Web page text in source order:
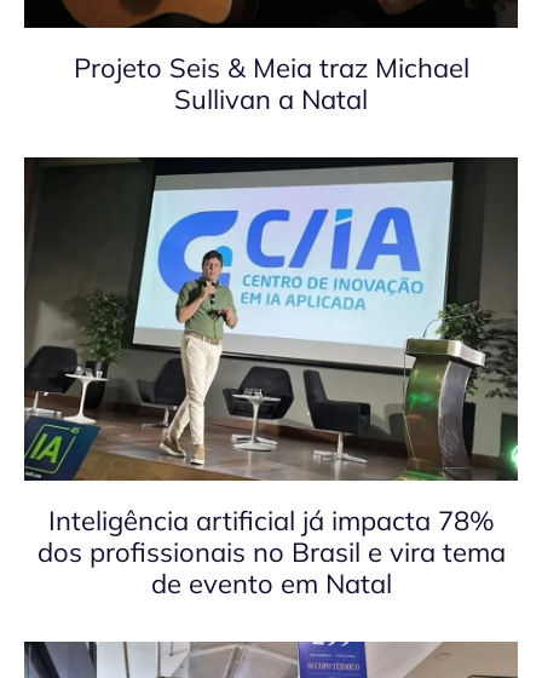
Projeto Seis & Meia traz Michael
Sullivan a Natal
Inteligência artificial já impacta 78%
dos profissionais no Brasil e vira tema
de evento em Natal